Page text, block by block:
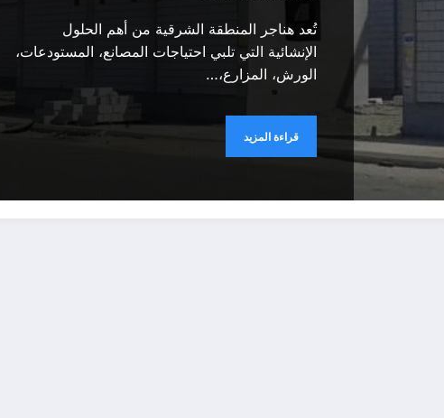
تُعد هناجر المنطقة الشرقية من أهم الحلول
الإنشائية التي تلبي احتياجات المصانع، المستودعات،
الورش، المزارع،…
قراءة المزيد